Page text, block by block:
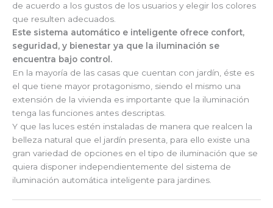
de acuerdo a los gustos de los usuarios y elegir los colores
que resulten adecuados.
Este sistema automático e inteligente ofrece confort,
seguridad, y bienestar ya que la iluminación se
encuentra bajo control.
En la mayoría de las casas que cuentan con jardín, éste es
el que tiene mayor protagonismo, siendo el mismo una
extensión de la vivienda es importante que la iluminación
tenga las funciones antes descriptas.
Y que las luces estén instaladas de manera que realcen la
belleza natural que el jardín presenta, para ello existe una
gran variedad de opciones en el tipo de iluminación que se
quiera disponer independientemente del sistema de
iluminación automática inteligente para jardines.